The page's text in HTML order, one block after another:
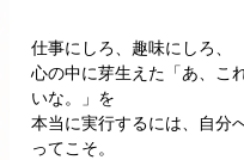
仕事にしろ、趣味にしろ、
心の中に芽生えた「あ、こ
いな。」を
本当に実行するには、自分
ってこそ。